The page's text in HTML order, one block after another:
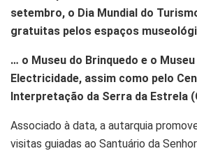
setembro, o Dia Mundial do
gratuitas pelos espaços
… o Museu do Brinquedo e o
Electricidade, assim como pelo
Interpretação da Serra da Estrela
Associado à data, a autarquia
visitas guiadas ao Santuário da